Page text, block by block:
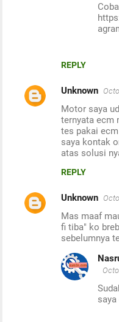
REPLY
Unknown
Motor saya
ternyata ecm
tes pakai
saya kontak
atas solusi
REPLY
Unknown
Mas maaf
fi tiba" ko
sebelumnya